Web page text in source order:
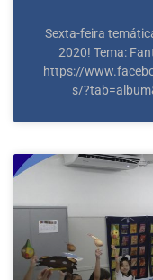
Sexta-feira
2020! Tema:
https://
s/